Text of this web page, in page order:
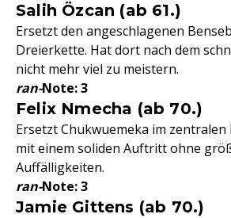
Salih Özcan (ab 61.)
Ersetzt den angeschlagenen
Dreierkette. Hat dort nach dem
nicht mehr viel zu meistern.
ran-Note: 3
Felix Nmecha (ab 70.)
Ersetzt Chukwuemeka im
mit einem soliden Auftritt ohne
Auffälligkeiten.
ran-Note: 3
Jamie Gittens (ab 70.)